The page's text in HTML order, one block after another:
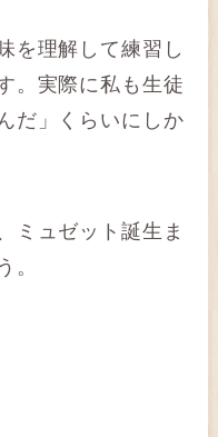
を理解して練習し
。実際に私も生徒
だ」くらいにしか
ミュゼット誕生ま
。